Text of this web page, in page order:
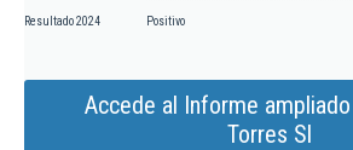
Resultado 2024 Positivo
Accede al Informe
Torres Sl